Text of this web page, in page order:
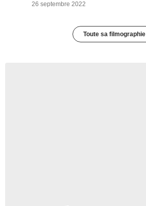
26 septembre 2022
Toute sa filmographie